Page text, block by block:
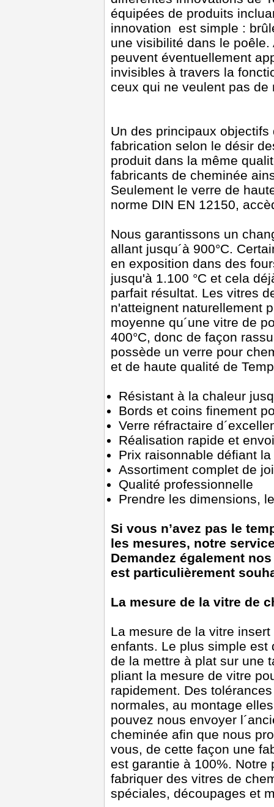
équipées de produits
innovation est simple :
une visibilité dans le
peuvent éventuellement
invisibles à travers la
ceux qui ne veulent pas de
Un des principaux
fabrication selon le désir
produit dans la même
fabricants de cheminée
Seulement le verre de
norme DIN EN 12150,
Nous garantissons un
allant jusqu´à 900°C.
en exposition dans des
jusqu'à 1.100 °C et cela
parfait résultat. Les vitres
n'atteignent naturellement
moyenne qu´une vitre de
400°C, donc de façon
possède un verre pour
et de haute qualité de
Résistant à la chaleur
Bords et coins finement
Verre réfractaire
Réalisation rapide et
Prix raisonnable défiant
Assortiment complet de
Qualité professionnelle
Prendre les dimensions,
Si vous n’avez pas le
les mesures, notre
Demandez également
est particulièrement
La mesure de la vitre de
La mesure de la vitre
enfants. Le plus simple est
de la mettre à plat sur une
pliant la mesure de vitre
rapidement. Des
normales, au montage
pouvez nous envoyer
cheminée afin que nous
vous, de cette façon une
est garantie à 100%. Notre
fabriquer des vitres de
spéciales, découpages et